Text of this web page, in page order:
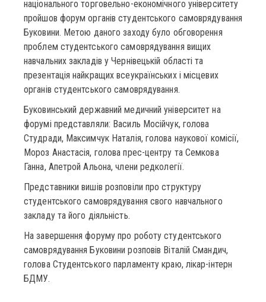
національного торговельно-економічного університету
пройшов форум органів студентського самоврядування
Буковини. Метою даного заходу було обговорення
проблем студентського самоврядування вищих
навчальних закладів у Чернівецькій області та
презентація найкращих всеукраїнських і місцевих
органів студентського самоврядування.
Буковинський державний медичний університет на
форумі представляли: Василь Мосійчук, голова
Студради, Максимчук Наталія, голова наукової комісії,
Мороз Анастасія, голова прес-центру та Семкова
Ганна, Апетрой Альона, члени редколегії.
Представники вишів розповіли про структуру
студентського самоврядування свого навчального
закладу та його діяльність.
На завершення форуму про роботу студентського
самоврядування Буковини розповів Віталій Смандич,
голова Студентського парламенту краю, лікар-інтерн
БДМУ.